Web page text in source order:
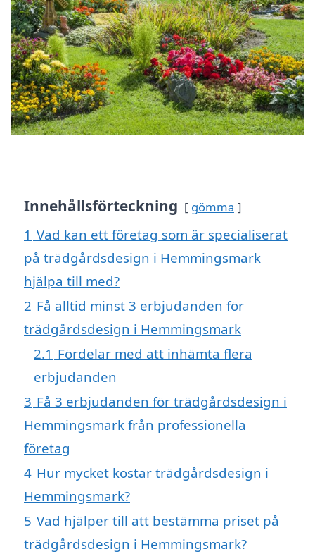
Innehållsförteckning gömma
1 Vad kan ett företag som är specialiserat
på trädgårdsdesign i Hemmingsmark
hjälpa till med?
2 Få alltid minst 3 erbjudanden för
trädgårdsdesign i Hemmingsmark
2.1 Fördelar med att inhämta flera
erbjudanden
3 Få 3 erbjudanden för trädgårdsdesign i
Hemmingsmark från professionella
företag
4 Hur mycket kostar trädgårdsdesign i
Hemmingsmark?
5 Vad hjälper till att bestämma priset på
trädgårdsdesign i Hemmingsmark?